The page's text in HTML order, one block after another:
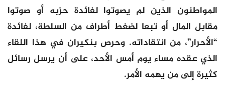
المواطنون الذين لم يصوتوا لفائدة حزبه أو صوتوا
مقابل المال أو تبعا لضغط أطراف من السلطة، لفائدة
“الأحرار”، من انتقاداته. وحرص بنكيران في هذا اللقاء
الذي عقده مساء يوم أمس الأحد، على أن يرسل رسائل
كثيرة إلى من يهمه الأمر.